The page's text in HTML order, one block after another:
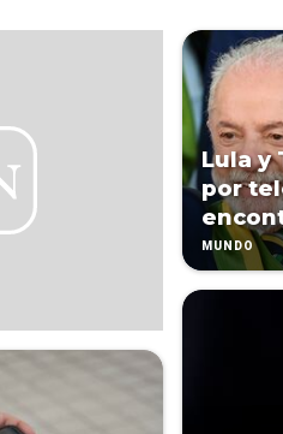
Lula y
por
MUNDO